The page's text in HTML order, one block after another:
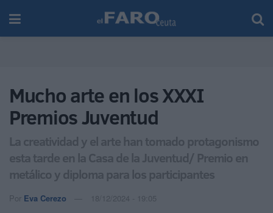
Mucho arte en los XXXI
Premios Juventud
La creatividad y el arte han tomado protagonismo
esta tarde en la Casa de la Juventud/ Premio en
metálico y diploma para los participantes
Por Eva Cerezo 18/12/2024 - 19:05